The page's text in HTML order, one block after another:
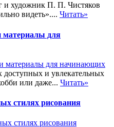
и художник П. П. Чистяков
видеть».... Читать»
материалы для
и увлекательных
или даже... Читать»
стилях рисования